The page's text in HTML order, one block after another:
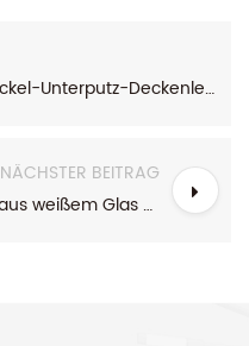
modern 2-light Satin-Nickel-Unterputz-Deckenleuchte mit weißem Acrylfarbton
NÄCHSTER BEITRAG
1-Licht Semi-Unterputzleuchte aus weißem Glas mit poliertem Chrom